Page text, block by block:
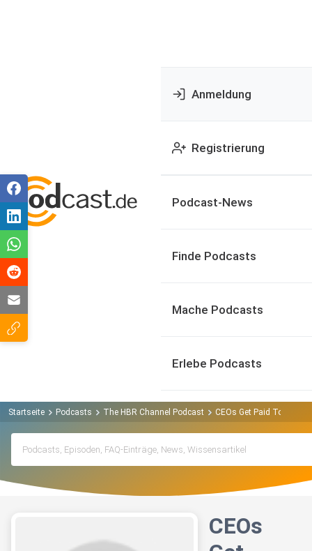
Anmeldung
Registrierung
Podcast-News
Finde Podcasts
Mache Podcasts
Erlebe Podcasts
Startseite Podcasts The HBR Channel Podcast CEOs Get Paid Too Much
CEOs